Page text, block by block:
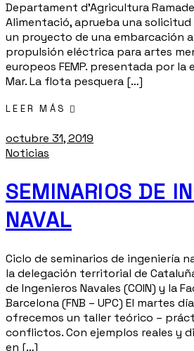
Departament d’Agricultura
Alimentació, aprueba una solicitud
un proyecto de una embarcación
propulsión eléctrica para artes
europeos FEMP. presentada por la
Mar. La flota pesquera […]
LEER MÁS
octubre 31, 2019
Noticias
SEMINARIOS DE
NAVAL
Ciclo de seminarios de ingeniería
la delegación territorial de
de Ingenieros Navales (COIN) y la
Barcelona (FNB – UPC) El martes
ofrecemos un taller teórico –
conflictos. Con ejemplos reales y
en […]